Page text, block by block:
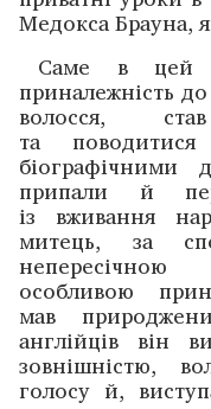
Медокса Брауна,
Саме в цей
приналежність
волосся,
та
припали й
із вживання
митець, за
непересічною
особливою
мав
англійців він
зовнішністю,
голосу й,